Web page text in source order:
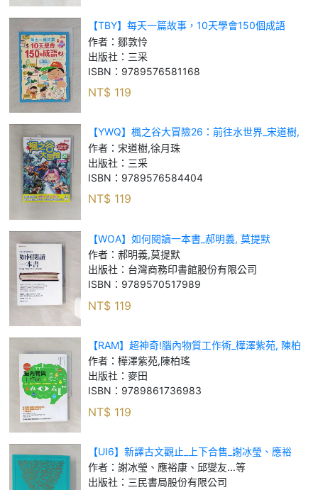
【TBY】每天一篇故事，10天學會150個成語
（2）_鄒敦怜
作者： 鄒敦怜
出版社： 三采
ISBN： 9789576581168
NT$ 119
【YWQ】楓之谷大冒險26：前往水世界_宋道樹,
徐月珠
作者： 宋道樹,徐月珠
出版社： 三采
ISBN： 9789576584404
NT$ 119
【WOA】如何閱讀一本書_郝明義, 莫提默
作者： 郝明義,莫提默
出版社： 台灣商務印書館股份有限公司
ISBN： 9789570517989
NT$ 119
【RAM】超神奇!腦內物質工作術_樺澤紫苑, 陳柏
瑤
作者： 樺澤紫苑,陳柏瑤
出版社： 麥田
ISBN： 9789861736983
NT$ 119
【UI6】新譯古文觀止_上下合售_謝冰瑩、應裕
康、邱燮友...等
作者： 謝冰瑩、應裕康、邱燮友...等
出版社： 三民書局股份有限公司